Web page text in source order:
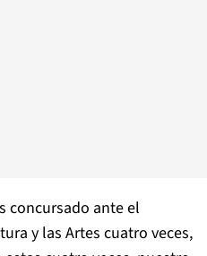
concursado ante el
y las Artes cuatro veces,